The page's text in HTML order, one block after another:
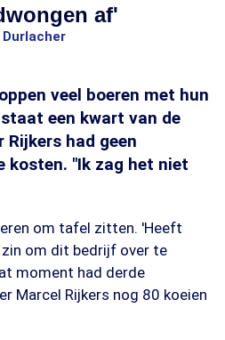
af'
Durlacher
veel boeren met hun
een kwart van de
Rijkers had geen
kosten. "Ik zag het niet
om tafel zitten. 'Heeft
om dit bedrijf over te
moment had derde
Marcel Rijkers nog 80 koeien